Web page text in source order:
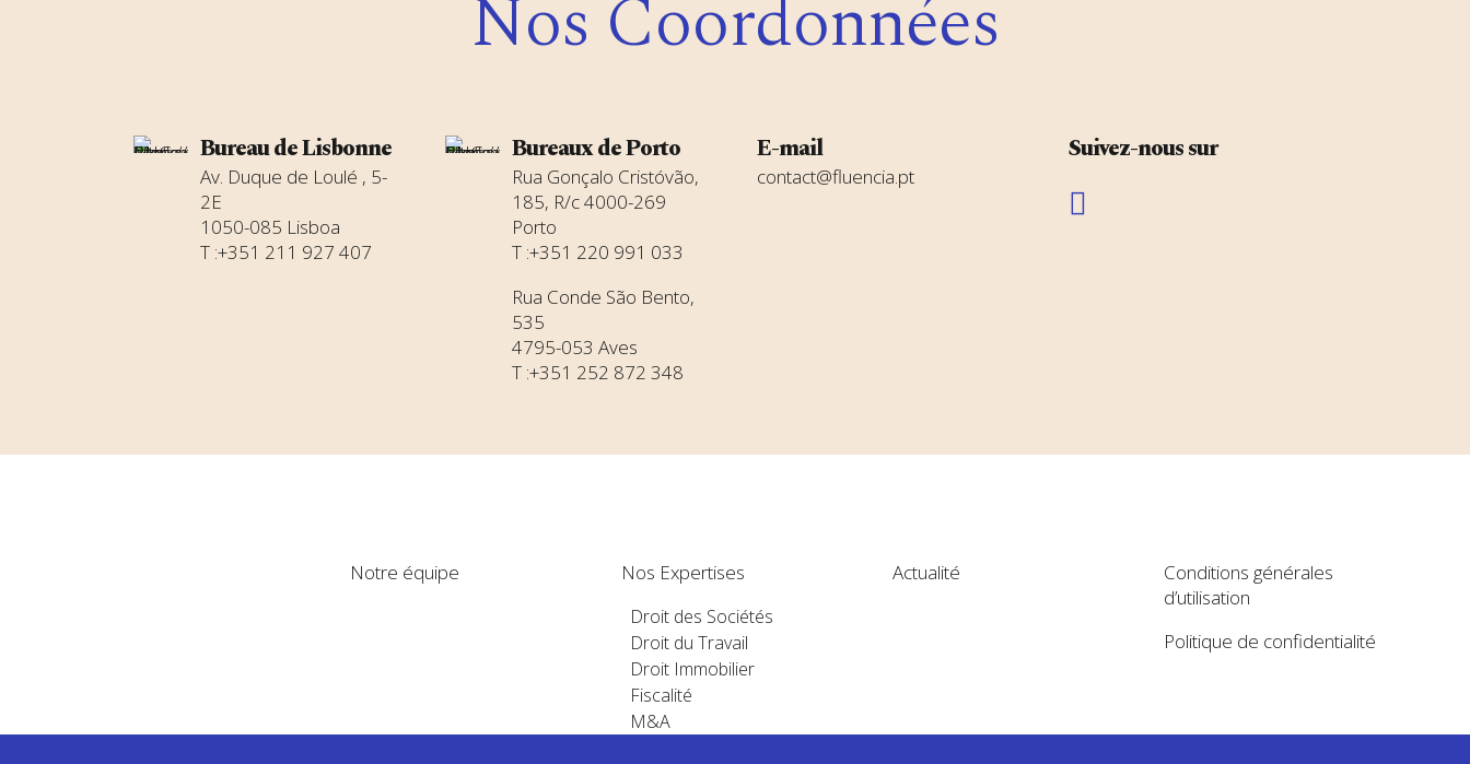
Nos Coordonnées
Bureau de Lisbonne
Av. Duque de Loulé , 5-
2E
1050-085 Lisboa
T :+351 211 927 407
Bureaux de Porto
Rua Gonçalo Cristóvão,
185, R/c 4000-269
Porto
T :+351 220 991 033
Rua Conde São Bento,
535
4795-053 Aves
T :+351 252 872 348
E-mail
contact@fluencia.pt
Suivez-nous sur
Notre équipe Nos Expertises
Droit des Sociétés
Droit du Travail
Droit Immobilier
Fiscalité
M&A
Actualité
Conditions générales
d’utilisation
Politique de confidentialité